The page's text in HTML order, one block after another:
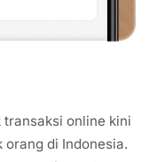
online kini
di Indonesia.